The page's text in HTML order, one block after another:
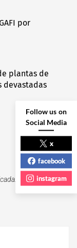
por
plantas de
devastadas
Los campos
Follow us on
Social Media
x
facebook
instagram